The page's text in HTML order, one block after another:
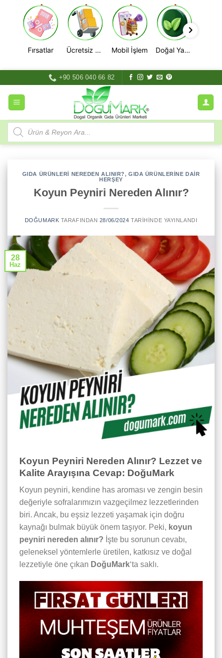
Fırsatlar Ücretsiz Kargo Mobil İşlem Doğal Yaşam
+90 506 040 66 82
Products
search
GIDA ÜRÜNLERI NEREDEN ALINIR?,GIDA ÜRÜNLERINE DAIR
HERŞEY
Koyun Peyniri Nereden Alınır?
DOĞUMARK TARAFINDAN 28/06/2024 TARIHINDE YAYINLANDI
28
Haz
Koyun Peyniri Nereden Alınır? Lezzet ve
Kalite Arayışına Cevap: DoğuMark
Koyun peyniri, kendine has aroması ve zengin besin
değeriyle sofralarımızın vazgeçilmez lezzetlerinden
biri. Ancak, bu eşsiz lezzeti yaşamak için doğru
kaynağı bulmak büyük önem taşıyor. Peki, koyun
peyniri nereden alınır? İşte bu sorunun cevabı,
geleneksel yöntemlerle üretilen, katkısız ve doğal
lezzetiyle öne çıkan DoğuMark‘ta saklı.